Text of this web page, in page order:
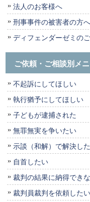
法人のお客様へ
刑事事件の被害者の方へ
ディフェンダーゼミの
ご依頼・ご相談別メ
不起訴にしてほしい
執行猶予にしてほしい
子どもが逮捕された
無罪無実を争いたい
示談（和解）で解決し
自首したい
裁判の結果に納得でき
裁判員裁判を依頼したい